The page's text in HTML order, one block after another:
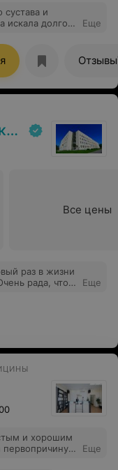
и
искала долго,
Про
хочется
сказать.
и что делаем
сустава и
искала долго,
Еще
Отзывы
Все цены
раз в жизни
рада, что
на все мои
дал
человек.
за
Еще
и хорошим
первопричину
Еще